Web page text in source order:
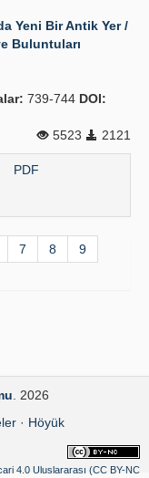
Yeni Bir Antik Yer /
Buluntuları
739-744 DOI:
5523
2121
PDF
7 8
9
. 2026
· Höyük
4.0 Uluslararası (CC BY-NC